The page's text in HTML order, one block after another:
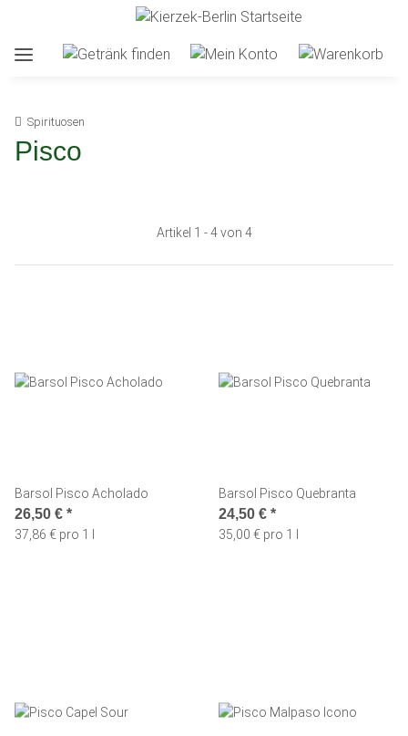
Spirituosen
Pisco
Artikel 1 - 4 von 4
Barsol Pisco Acholado
26,50 € *
37,86 € pro 1 l
Barsol Pisco Quebranta
24,50 € *
35,00 € pro 1 l